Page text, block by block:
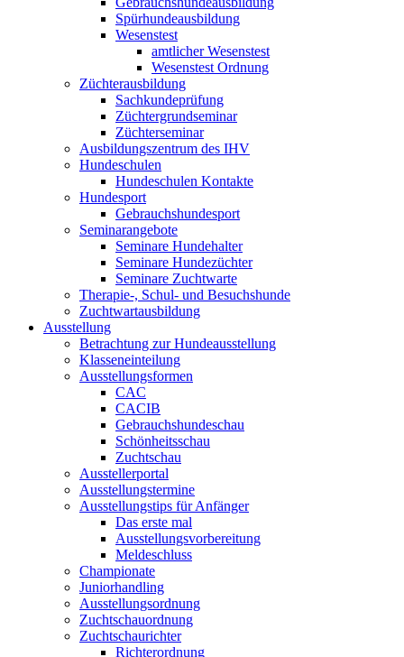
Spürhundeausbildung
Wesenstest
amtlicher Wesenstest
Wesenstest Ordnung
Züchterausbildung
Sachkundeprüfung
Züchtergrundseminar
Züchterseminar
Ausbildungszentrum des IHV
Hundeschulen
Hundeschulen Kontakte
Hundesport
Gebrauchshundesport
Seminarangebote
Seminare Hundehalter
Seminare Hundezüchter
Seminare Zuchtwarte
Therapie-, Schul- und Besuchshunde
Zuchtwartausbildung
Ausstellung
Betrachtung zur Hundeausstellung
Klasseneinteilung
Ausstellungsformen
CAC
CACIB
Gebrauchshundeschau
Schönheitsschau
Zuchtschau
Ausstellerportal
Ausstellungstermine
Ausstellungstips für Anfänger
Das erste mal
Ausstellungsvorbereitung
Meldeschluss
Championate
Juniorhandling
Ausstellungsordnung
Zuchtschauordnung
Zuchtschaurichter
Richterordnung